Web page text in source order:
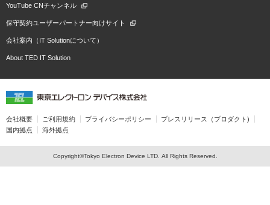
YouTube CNチャンネル
保守契約ユーザーパートナー向けサイト
会社案内（IT Solutionについて）
About TED IT Solution
会社概要 ご利用規約 プライバシーポリシー
プレスリリース（プロダクト)
国内拠点
海外拠点
Copyright©Tokyo Electron Device LTD. All Rights Reserved.